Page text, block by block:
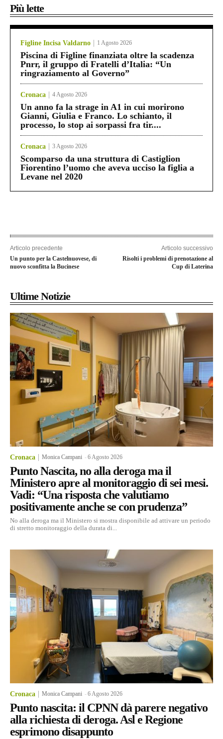
Più lette
Figline Incisa Valdarno 1 Agosto 2026
Piscina di Figline finanziata oltre la scadenza
Pnrr, il gruppo di Fratelli d’Italia: “Un
ringraziamento al Governo”
Cronaca 4 Agosto 2026
Un anno fa la strage in A1 in cui morirono
Gianni, Giulia e Franco. Lo schianto, il
processo, lo stop ai sorpassi fra tir....
Cronaca 3 Agosto 2026
Scomparso da una struttura di Castiglion
Fiorentino l’uomo che aveva ucciso la figlia a
Levane nel 2020
Articolo precedente
Un punto per la Castelnuovese, di
nuovo sconfitta la Bucinese
Articolo successivo
Risolti i problemi di prenotazione al
Cup di Laterina
Ultime Notizie
Cronaca Monica Campani -6 Agosto 2026
Punto Nascita, no alla deroga ma il
Ministero apre al monitoraggio di sei mesi.
Vadi: “Una risposta che valutiamo
positivamente anche se con prudenza”
No alla deroga ma il Ministero si mostra disponibile ad attivare un periodo
di stretto monitoraggio della durata di...
Cronaca Monica Campani -6 Agosto 2026
Punto nascita: il CPNN dà parere negativo
alla richiesta di deroga. Asl e Regione
esprimono disappunto